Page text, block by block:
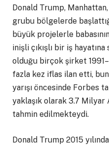
Donald Trump,
grubu bölgelerde
büyük projelerle
inişli çıkışlı bir iş
olduğu birçok şirket
fazla kez iflas ilan etti,
yarışı öncesinde Forbes
yaklaşık olarak 3.7 Milyar
tahmin edilmekteydi.
Donald Trump 2015